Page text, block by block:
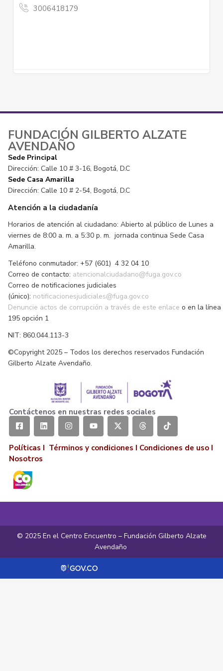
FUNDACIÓN GILBERTO ALZATE
AVENDAÑO
Sede Principal
Dirección: Calle 10 # 3-16, Bogotá, D.C
Sede Casa Amarilla
Dirección: Calle 10 # 2-54, Bogotá, D.C
Atención a la ciudadanía
Horarios de atención al ciudadano: Abierto al público de Lunes a
viernes de 8:00 a. m. a 5:30 p. m. jornada continua Sede Casa
Amarilla.
Teléfono conmutador: +57 (601) 4 32 04 10
Correo de contacto: atencionalciudadano@fuga.gov.co
Correo de notificaciones judiciales
(único): notificacionesjudiciales@fuga.gov.co
Denuncie actos de corrupción a través de este enlace o en la línea
195 opción 1
NIT: 860.044.113-3
©Copyright 2025 – Todos los derechos reservados Fundación
Gilberto Alzate Avendaño.
Contáctenos en nuestras redes sociales
Políticas I Términos y condiciones I Condiciones de uso I
Nosotros
© 2025 En el Centro Encuentro – Fundación Gilberto Alzate
Avendaño